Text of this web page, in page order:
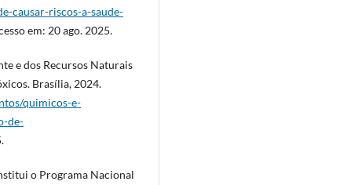
causar-riscos-a-saude-
em: 20 ago. 2025.
e dos Recursos Naturais
Brasília, 2024.
quimicos-e-
de-
o Programa Nacional